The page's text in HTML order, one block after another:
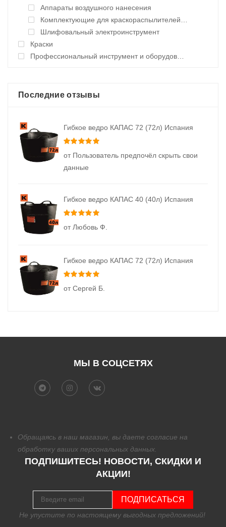
Аппараты воздушного нанесения
Комплектующие для краскораспылителей воздушного нанесения
Шлифовальный электроинструмент
Краски
Профессиональный инструмент и оборудование
Последние отзывы
Гибкое ведро КАПАС 72 (72л) Испания
от Пользователь предпочёл скрыть свои
данные
Гибкое ведро КАПАС 40 (40л) Испания
от Любовь Ф.
Гибкое ведро КАПАС 72 (72л) Испания
от Сергей Б.
МЫ В СОЦСЕТЯХ
Обращаясь в наш магазин, вы даете согласие на
обработку ваших персональных данных.
ПОДПИШИТЕСЬ! НОВОСТИ, СКИДКИ И
АКЦИИ!
ПОДПИСАТЬСЯ
Не упустите по настоящему выгодных предложений!